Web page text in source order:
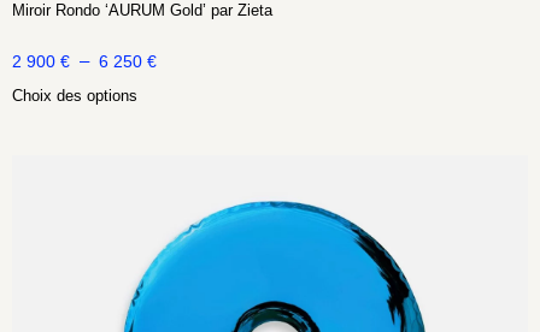
Miroir Rondo ‘AURUM Gold’ par Zieta
2 900 € – 6 250 €
Choix des options